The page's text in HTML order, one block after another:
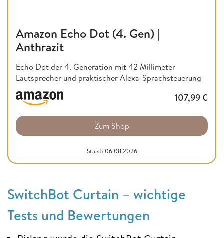
Amazon Echo Dot (4. Gen) |
Anthrazit
Echo Dot der 4. Generation mit 42 Millimeter
Lautsprecher und praktischer Alexa-Sprachsteuerung
107,99€
Zum Shop
Stand: 06.08.2026
SwitchBot Curtain – wichtige
Tests und Bewertungen